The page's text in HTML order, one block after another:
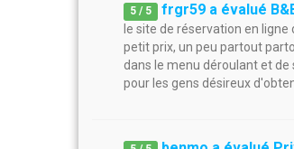
5 / 5 frgr59 a évalué
le site de réservation en
petit prix, un peu partout
dans le menu déroulant et
pour les gens désireux